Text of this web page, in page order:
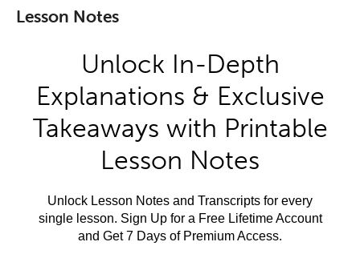
Lesson Notes
Unlock In-Depth
Explanations & Exclusive
Takeaways with Printable
Lesson Notes
Unlock Lesson Notes and Transcripts for every
single lesson. Sign Up for a Free Lifetime Account
and Get 7 Days of Premium Access.